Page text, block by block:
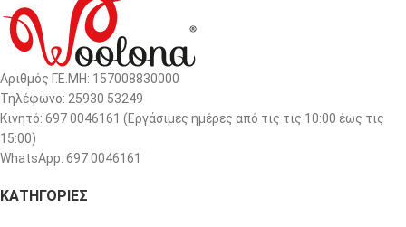
Αριθμός Γ.Ε.ΜΗ: 157008830000
Τηλέφωνο: 25930 53249
Κινητό: 697 0046161 (Eργάσιμες ημέρες από τις τις 10:00 έως τις
15:00)
WhatsApp: 697 0046161
ΚΑΤΗΓΟΡΙΕΣ